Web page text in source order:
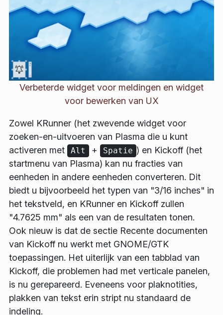
Verbeterde widget voor meldingen en widget
voor bewerken van UX
Zowel KRunner (het zwevende widget voor
zoeken-en-uitvoeren van Plasma die u kunt
activeren met
Alt + Spatie ) en Kickoff (het
startmenu van Plasma) kan nu fracties van
eenheden in andere eenheden converteren. Dit
biedt u bijvoorbeeld het typen van "3/16 inches" in
het tekstveld, en KRunner en Kickoff zullen
"4.7625 mm" als een van de resultaten tonen.
Ook nieuw is dat de sectie Recente documenten
van Kickoff nu werkt met GNOME/GTK
toepassingen. Het uiterlijk van een tabblad van
Kickoff, die problemen had met verticale panelen,
is nu gerepareerd. Eveneens voor plaknotities,
plakken van tekst erin stript nu standaard de
indeling.